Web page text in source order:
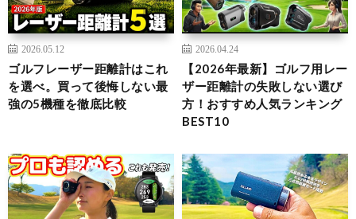
2026.05.12
ゴルフレーザー距離計はこれ
を選べ。買って後悔しない最
強の5機種を徹底比較
2026.04.24
【2026年最新】ゴルフ用レー
ザー距離計の失敗しない選び
方！おすすめ人気ランキング
BEST10